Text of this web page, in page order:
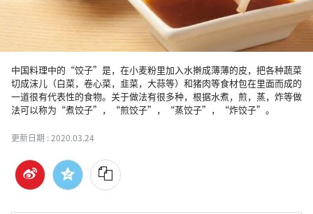
中国料理中的“饺子”是，在小麦粉里加入水擀成薄薄的皮，把各种蔬菜
切成沫儿（白菜，卷心菜，韭菜，大蒜等）和猪肉等食材包在里面而成的
一道很有代表性的食物。关于做法有很多种，根据水煮，煎，蒸，炸等做
法可以称为“煮饺子”，“煎饺子”，“蒸饺子”，“炸饺子”。
更新日期 :2020.03.24